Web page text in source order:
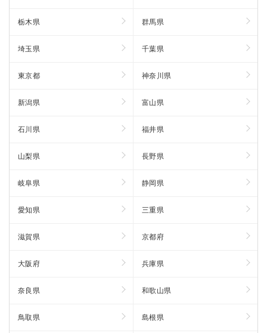
栃木県 群馬県
埼玉県 千葉県
東京都 神奈川県
新潟県 富山県
石川県 福井県
山梨県 長野県
岐阜県 静岡県
愛知県 三重県
滋賀県 京都府
大阪府 兵庫県
奈良県 和歌山県
鳥取県 島根県